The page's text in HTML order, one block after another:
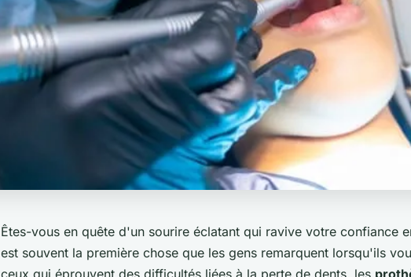
Êtes-vous en quête d'un sourire éclatant qui ravive votre confiance
est souvent la première chose que les gens remarquent lorsqu'ils
ceux qui éprouvent des difficultés liées à la perte de dents, les